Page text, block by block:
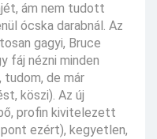
ám nem tudott
ócska darabnál. Az
gagyi, Bruce
fáj nézni minden
de már
köszi). Az új
profin kivitelezett
pont ezért), kegyetlen,